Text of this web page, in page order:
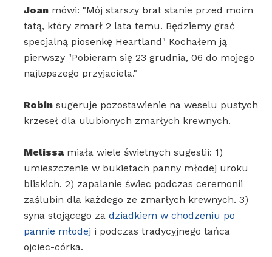
Joan mówi: "Mój starszy brat stanie przed moim
tatą, który zmarł 2 lata temu. Będziemy grać
specjalną piosenkę Heartland" Kochałem ją
pierwszy "Pobieram się 23 grudnia, 06 do mojego
najlepszego przyjaciela."
Robin sugeruje pozostawienie na weselu pustych
krzeseł dla ulubionych zmarłych krewnych.
Melissamiała wiele świetnych sugestii: 1)
umieszczenie w bukietach panny młodej uroku
bliskich. 2) zapalanie świec podczas ceremonii
zaślubin dla każdego ze zmarłych krewnych. 3)
syna stojącego za dziadkiem w chodzeniu po
pannie młodej i podczas tradycyjnego tańca
ojciec-córka.